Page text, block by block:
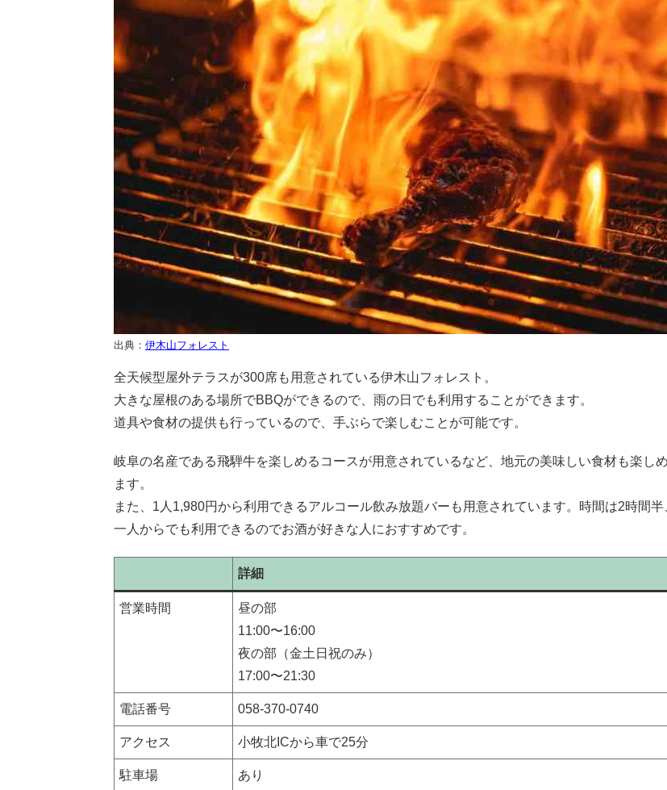
出典： 伊木山フォレスト
全天候型屋外テラスが300席も用意されている伊木山フォレスト。
大きな屋根のある場所でBBQができるので、雨の日でも利用することができます。
道具や食材の提供も行っているので、手ぶらで楽しむことが可能です。
岐阜の名産である飛騨牛を楽しめるコースが用意されているなど、地元の美味しい食材も楽しめ
ます。
また、1人1,980円から利用できるアルコール飲み放題バーも用意されています。時間は2時間半
一人からでも利用できるのでお酒が好きな人におすすめです。
詳細
営業時間
昼の部
11:00〜16:00
夜の部（金土​日祝のみ）
17:00〜21:30
電話番号 058-370-0740
アクセス 小牧北ICから車で25分
駐車場 あり